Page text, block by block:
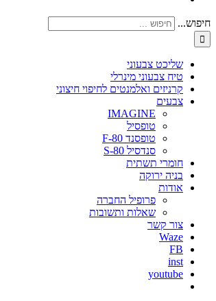
חיפוש...
שליכט צבעוני
טיח צבעוני מינרלי
קרניזים ואלמנטים לחיפוי חיצוני
צבעים
IMAGINE
טופסיל
טופסנד F-80
סנדסיל S-80
חומרי תשתית
בניה ירוקה
אודות
פרופיל החברה
שאלות ותשובות
צור קשר
Waze
FB
inst
youtube